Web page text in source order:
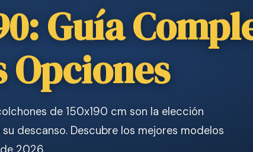
Guía
Opciones
de 150x190 cm son la elección
descanso. Descubre los mejores modelos